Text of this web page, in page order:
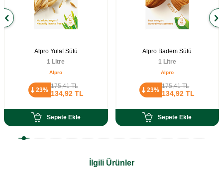
Alpro Yulaf Sütü
1 Litre
Alpro
23%
175,41TL
134,92TL
Sepete Ekle
Alpro Badem Sütü
1 Litre
Alpro
23%
175,41TL
134,92 TL
Sepete Ekle
İlgili Ürünler